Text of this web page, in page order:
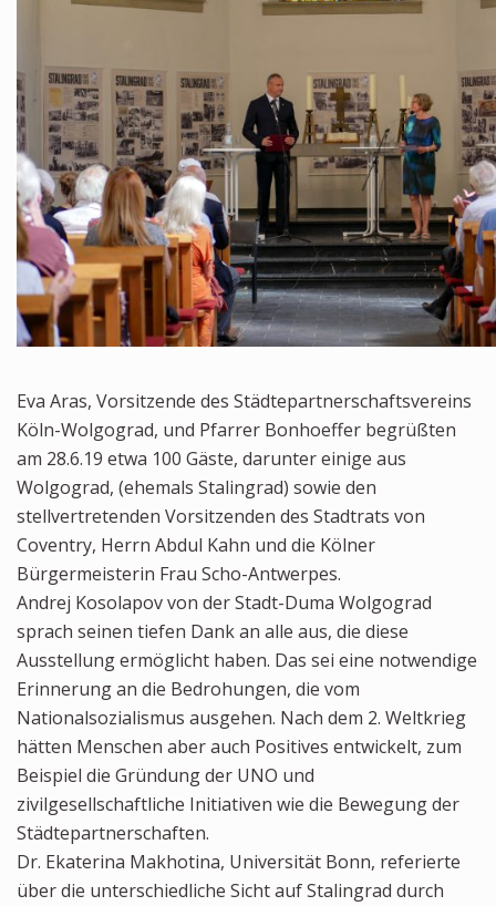
Eva Aras, Vorsitzende des Städtepartnerschaftsvereins
Köln-Wolgograd, und Pfarrer Bonhoeffer begrüßten
am 28.6.19 etwa 100 Gäste, darunter einige aus
Wolgograd, (ehemals Stalingrad) sowie den
stellvertretenden Vorsitzenden des Stadtrats von
Coventry, Herrn Abdul Kahn und die Kölner
Bürgermeisterin Frau Scho-Antwerpes.
Andrej Kosolapov von der Stadt-Duma Wolgograd
sprach seinen tiefen Dank an alle aus, die diese
Ausstellung ermöglicht haben. Das sei eine notwendige
Erinnerung an die Bedrohungen, die vom
Nationalsozialismus ausgehen. Nach dem 2. Weltkrieg
hätten Menschen aber auch Positives entwickelt, zum
Beispiel die Gründung der UNO und
zivilgesellschaftliche Initiativen wie die Bewegung der
Städtepartnerschaften.
Dr. Ekaterina Makhotina, Universität Bonn, referierte
über die unterschiedliche Sicht auf Stalingrad durch